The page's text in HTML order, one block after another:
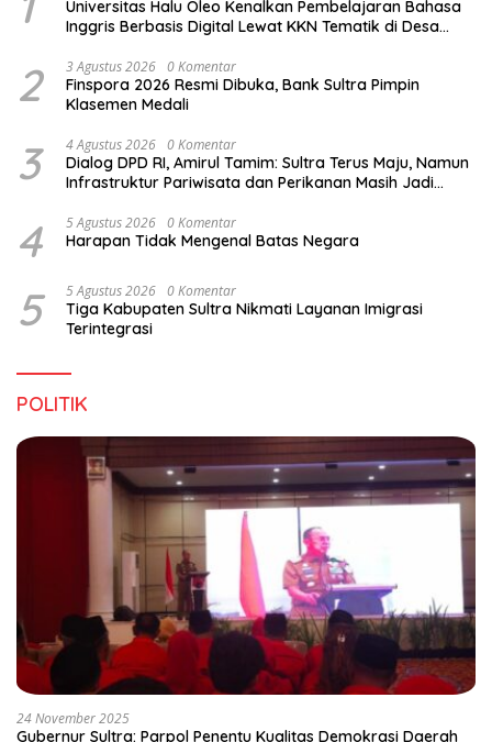
Universitas Halu Oleo Kenalkan Pembelajaran Bahasa
Inggris Berbasis Digital Lewat KKN Tematik di Desa
2 3 Agustus 2026 0 Komentar
Finspora 2026 Resmi Dibuka, Bank Sultra Pimpin
Klasemen Medali
3 4 Agustus 2026 0 Komentar
Dialog DPD RI, Amirul Tamim: Sultra Terus Maju, Namun
Infrastruktur Pariwisata dan Perikanan Masih Jadi
4 5 Agustus 2026 0 Komentar
Harapan Tidak Mengenal Batas Negara
5 5 Agustus 2026 0 Komentar
Tiga Kabupaten Sultra Nikmati Layanan Imigrasi
Terintegrasi
POLITIK
24 November 2025
Gubernur Sultra: Parpol Penentu Kualitas Demokrasi Daerah